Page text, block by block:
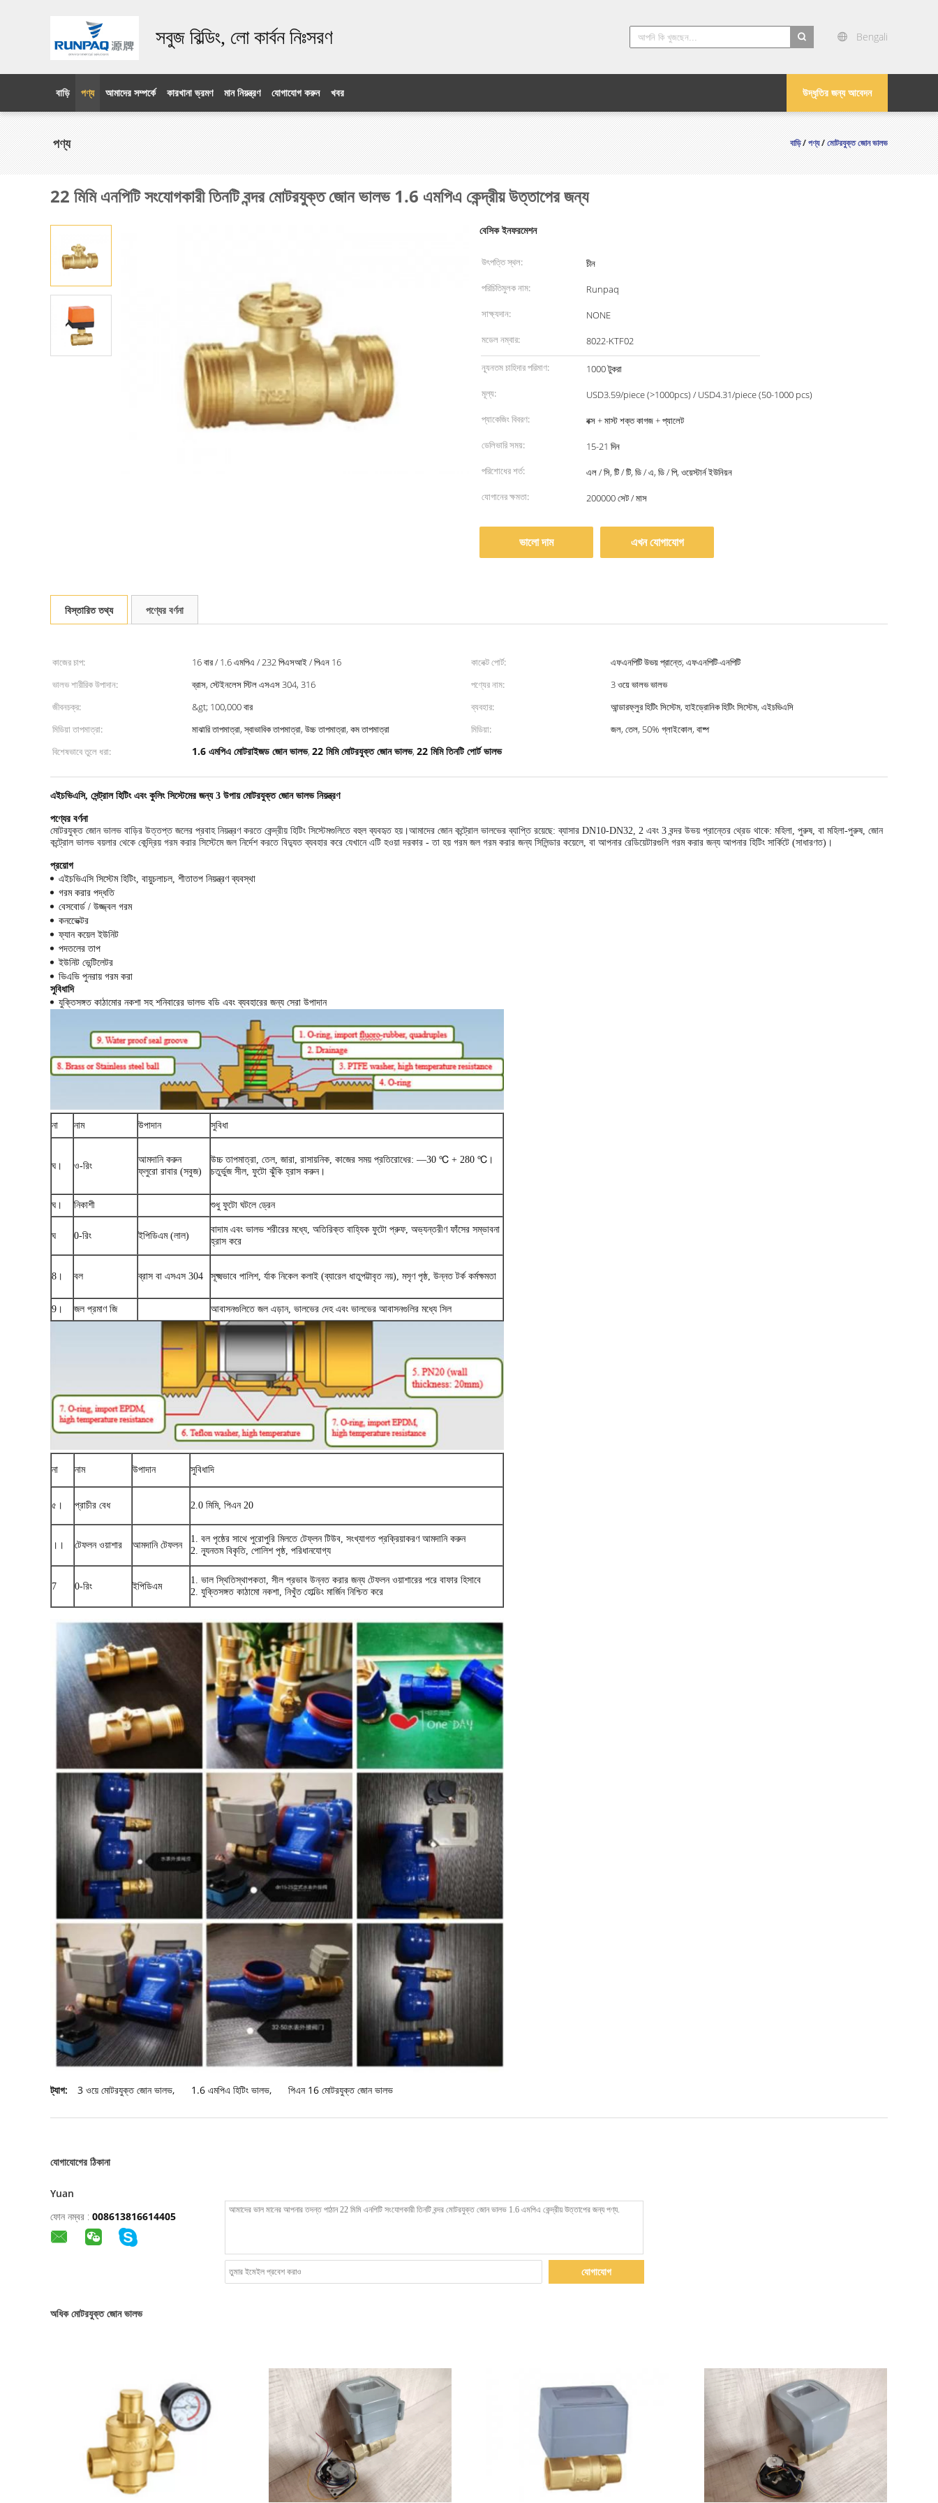
সবুজ বিল্ডিং, লো কার্বন নিঃসরণ Bengali
উদ্ধৃতির জন্য আবেদন
বাড়ি পণ্য আমাদের সম্পর্কে কারখানা ভ্রমণ মান নিয়ন্ত্রণ যোগাযোগ করুন খবর
পণ্য বাড়ি/পণ্য/মোটরযুক্ত জোন ভালভ
22 মিমি এনপিটি সংযোগকারী তিনটি বন্দর মোটরযুক্ত জোন ভালভ 1.6 এমপিএ কেন্দ্রীয় উত্তাপের জন্য
বেসিক ইনফরমেশন
উৎপত্তি স্থল:
চীন
পরিচিতিমুলক নাম:
Runpaq
সাক্ষ্যদান:
NONE
মডেল নম্বার:
8022-KTF02
ন্যূনতম চাহিদার পরিমাণ:
1000 টুকরা
মূল্য:
USD3.59/piece (>1000pcs) / USD4.31/piece (50-1000 pcs)
প্যাকেজিং বিবরণ:
বক্স + মাস্ট শক্ত কাগজ + প্যালেট
ডেলিভারি সময়:
15-21 দিন
পরিশোধের শর্ত:
এল / সি, টি / টি, ডি / এ, ডি / পি, ওয়েস্টার্ন ইউনিয়ন
যোগানের ক্ষমতা:
200000 সেট / মাস
ভালো দাম এখন যোগাযোগ
বিস্তারিত তথ্য পণ্যের বর্ণনা
কাজের চাপ: 16 বার / 1.6 এমপিএ / 232 পিএসআই / পিএন 16 কানেক্ট পোর্ট:
এফএনপিটি উভয় প্রান্তে, এফএনপিটি-এনপিটি
ভালভ শারীরিক উপাদান:
ব্রাস, স্টেইনলেস স্টিল এসএস 304, 316 পণ্যের নাম:
3 ওয়ে ভালভ ভালভ
জীবনচক্র:
&gt; 100,000 বার ব্যবহার:
আন্ডারফ্লুর হিটিং সিস্টেম, হাইড্রোনিক হিটিং সিস্টেম, এইচভিএসি
মিডিয়া তাপমাত্রা:
মাঝারি তাপমাত্রা, স্বাভাবিক তাপমাত্রা, উচ্চ তাপমাত্রা, কম তাপমাত্রা মিডিয়া:
জল, তেল, 50% গ্লাইকোল, বাষ্প
বিশেষভাবে তুলে ধরা:
1.6 এমপিএ মোটরাইজড জোন ভালভ, 22 মিমি মোটরযুক্ত জোন ভালভ, 22 মিমি তিনটি পোর্ট ভালভ
এইচভিএসি, সেন্ট্রাল হিটিং এবং কুলিং সিস্টেমের জন্য 3 উপায় মোটরযুক্ত জোন ভালভ নিয়ন্ত্রণ
পণ্যের বর্ণনা
মোটরযুক্ত জোন ভালভ বাড়ির উত্তপ্ত জলের প্রবাহ নিয়ন্ত্রণ করতে কেন্দ্রীয় হিটিং সিস্টেমগুলিতে বহুল ব্যবহৃত হয়।আমাদের জোন কন্ট্রোল ভালভের ব্যাপ্তি রয়েছে: ব্যাসার DN10-DN32, 2 এবং 3 বন্দর উভয় প্রান্তের থ্রেড থাকে: মহিলা, পুরুষ, বা মহিলা-পুরুষ, জোন
কন্ট্রোল ভালভ বয়লার থেকে কেন্দ্রিয় গরম করার সিস্টেমে জল নির্দেশ করতে বিদ্যুত ব্যবহার করে যেখানে এটি হওয়া দরকার - তা হয় গরম জল গরম করার জন্য সিলিন্ডার কয়েলে, বা আপনার রেডিয়েটারগুলি গরম করার জন্য আপনার হিটিং সার্কিটে (সাধারণত)।
প্রয়োগ
এইচভিএসি সিস্টেম হিটিং, বায়ুচলাচল, শীতাতপ নিয়ন্ত্রণ ব্যবস্থা
গরম করার পদ্ধতি
বেসবোর্ড / উজ্জ্বল গরম
কনভেেক্টর
ফ্যান কয়েল ইউনিট
পদতলের তাপ
ইউনিট ভেন্টিলেটর
ভিএভি পুনরায় গরম করা
সুবিধাদি
যুক্তিসঙ্গত কাঠামোর নকশা সহ শনিবারের ভালভ বডি এবং ব্যবহারের জন্য সেরা উপাদান
না নাম উপাদান সুবিধা
ঘ। ও-রিং
আমদানি করুন
ফ্লুরো রাবার (সবুজ)
উচ্চ তাপমাত্রা, তেল, জারা, রাসায়নিক, কাজের সময় প্রতিরোধের: —30 ℃ + 280 ℃।
চতুর্ভুজ সীল, ফুটো ঝুঁকি হ্রাস করুন।
ঘ। নিকাশী শুধু ফুটো ঘটলে ড্রেন
ঘ 0-রিং ইপিডিএম (লাল)
বাদাম এবং ভালভ শরীরের মধ্যে, অতিরিক্ত বাহ্যিক ফুটো প্রুফ, অভ্যন্তরীণ ফাঁসের সম্ভাবনা
হ্রাস করে
8। বল ব্রাস বা এসএস 304 সূক্ষ্মভাবে পালিশ, র্যাক নিকেল কলাই (ব্যারেল ধাতুপট্টাবৃত নয়), মসৃণ পৃষ্ঠ, উন্নত টর্ক কর্মক্ষমতা
9। জল প্রমাণ জি আবাসনগুলিতে জল এড়ান, ভালভের দেহ এবং ভালভের আবাসনগুলির মধ্যে সিল
না নাম উপাদান সুবিধাদি
৫। প্রাচীর বেধ 2.0 মিমি, পিএন 20
।। টেফলন ওয়াশার আমদানি টেফলন
1. বল পৃষ্ঠের সাথে পুরোপুরি মিলতে টেফ্লন টিউব, সংখ্যাগত প্রক্রিয়াকরণ আমদানি করুন
2. ন্যূনতম বিকৃতি, পোলিশ পৃষ্ঠ, পরিধানযোগ্য
7 0-রিং ইপিডিএম
1. ভাল স্থিতিস্থাপকতা, সীল প্রভাব উন্নত করার জন্য টেফলন ওয়াশারের পরে বাফার হিসাবে
2. যুক্তিসঙ্গত কাঠামো নকশা, নিখুঁত হোল্ডিং মার্জিন নিশ্চিত করে
ট্যাগ: 3 ওয়ে মোটরযুক্ত জোন ভালভ, 1.6 এমপিএ হিটিং ভালভ, পিএন 16 মোটরযুক্ত জোন ভালভ
যোগাযোগের ঠিকানা
Yuan
ফোন নম্বর : 008613816614405
যোগাযোগ
অধিক মোটরযুক্ত জোন ভালভ